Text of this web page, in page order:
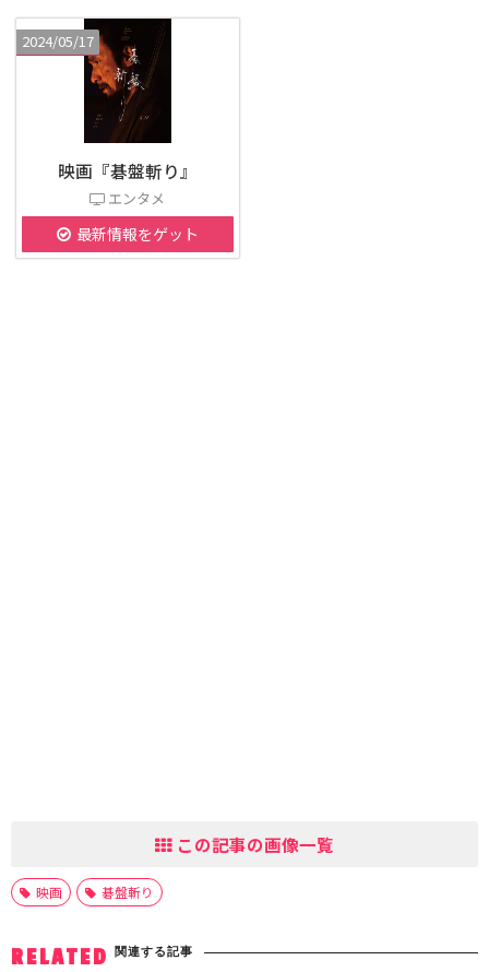
2024/05/17
映画『碁盤斬り』
エンタメ
最新情報をゲット
この記事の画像一覧
映画 碁盤斬り
RELATED 関連する記事